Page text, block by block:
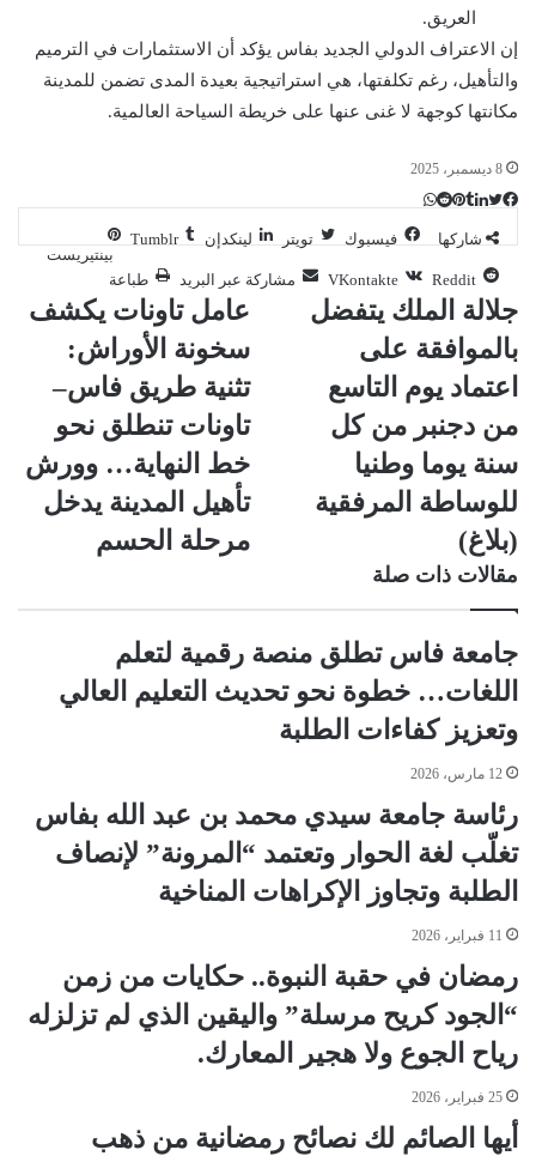
العريق.
إن الاعتراف الدولي الجديد بفاس يؤكد أن الاستثمارات في الترميم
والتأهيل، رغم تكلفتها، هي استراتيجية بعيدة المدى تضمن للمدينة
مكانتها كوجهة لا غنى عنها على خريطة السياحة العالمية.
8 ديسمبر، 2025
ف
ي
ب
ت
و
ت
ل
ي
ك
ن
T
m
r
ب
ي
ت
ي
س
ت
R
d
t
و
ا
س
شاركها فيسبوك تويتر لينكدإن
بينتيريست
مشاركة عبر البريد طباعة
جلالة الملك يتفضل
بالموافقة على
اعتماد يوم التاسع
من دجنبر من كل
سنة يوما وطنيا
للوساطة المرفقية
(بلاغ)
عامل تاونات يكشف
سخونة الأوراش:
تثنية طريق فاس–
تاونات تنطلق نحو
خط النهاية… وورش
تأهيل المدينة يدخل
مرحلة الحسم
مقالات ذات صلة
جامعة فاس تطلق منصة رقمية لتعلم
اللغات… خطوة نحو تحديث التعليم العالي
وتعزيز كفاءات الطلبة
12 مارس، 2026
رئاسة جامعة سيدي محمد بن عبد الله بفاس
تغلّب لغة الحوار وتعتمد “المرونة” لإنصاف
الطلبة وتجاوز الإكراهات المناخية
11 فبراير، 2026
رمضان في حقبة النبوة.. حكايات من زمن
“الجود كريح مرسلة” واليقين الذي لم تزلزله
رياح الجوع ولا هجير المعارك.
25 فبراير، 2026
أيها الصائم لك نصائح رمضانية من ذهب